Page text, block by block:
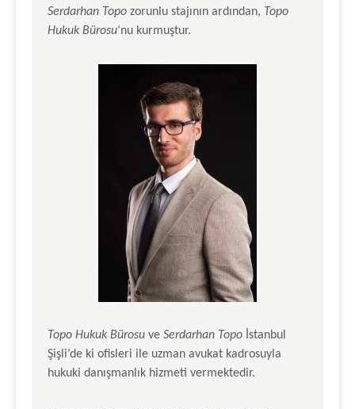
Serdarhan Topo zorunlu stajının ardından, Topo
Hukuk Bürosu‘nu kurmuştur.
Topo Hukuk Bürosu ve Serdarhan Topo İstanbul
Şişli’de ki ofisleri ile uzman avukat kadrosuyla
hukuki danışmanlık hizmeti vermektedir.